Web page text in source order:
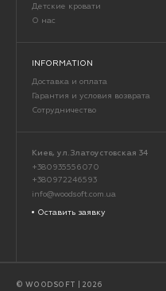
Детские кровати
О нас
INFORMATION
Доставка и оплата
Гарантия и условия возврата
Сотрудничество
Киев, ул.Златоустовская 34
+380935556070
+380972246593
info@woodsoft.com.ua
Оставить заявку
© WOODSOFT | 2026